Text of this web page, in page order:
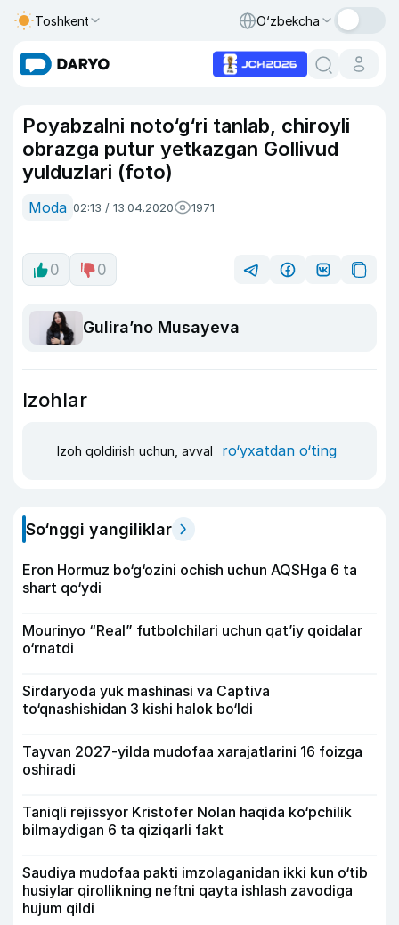
Toshkent O‘zbekcha
Poyabzalni noto‘g‘ri tanlab, chiroyli
obrazga putur yetkazgan Gollivud
yulduzlari (foto)
Moda 02:13 / 13.04.2020 1971
0 0
Guliraʼno Musayeva
Izohlar
Izoh qoldirish uchun, avval ro‘yxatdan o‘ting
So‘nggi yangiliklar
Eron Hormuz bo‘g‘ozini ochish uchun AQSHga 6 ta
shart qo‘ydi
Mourinyo “Real” futbolchilari uchun qat’iy qoidalar
o‘rnatdi
Sirdaryoda yuk mashinasi va Captiva
to‘qnashishidan 3 kishi halok bo‘ldi
Tayvan 2027-yilda mudofaa xarajatlarini 16 foizga
oshiradi
Taniqli rejissyor Kristofer Nolan haqida ko‘pchilik
bilmaydigan 6 ta qiziqarli fakt
Saudiya mudofaa pakti imzolaganidan ikki kun o‘tib
husiylar qirollikning neftni qayta ishlash zavodiga
hujum qildi